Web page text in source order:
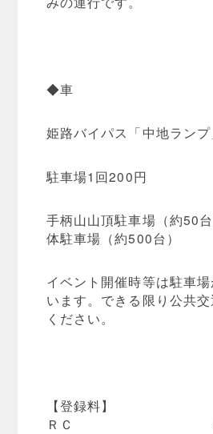
◆車
姫路バイパス「中地ラン
駐車場1回200円
手柄山山頂駐車場（約50
体駐車場（約500台）
イベント開催時等は駐車
います。できる限り公共
ください。
【登録料】
ＲＣ ：